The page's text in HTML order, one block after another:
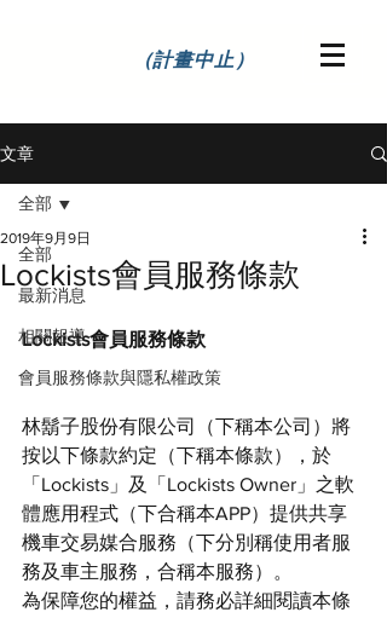
（計畫中止）
文章
全部
最新消息
相關報導
會員服務條款與隱私權政策
全部
Lockists會員服務條款
2019年9月9日
Lockists會員服務條款
林鬍子股份有限公司（下稱本公司）將
按以下條款約定（下稱本條款），於
「Lockists」及「Lockists Owner」之軟
體應用程式（下合稱本APP）提供共享
機車交易媒合服務（下分別稱使用者服
務及車主服務，合稱本服務）。
為保障您的權益，請務必詳細閱讀本條